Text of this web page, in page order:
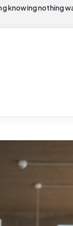
knowing nothing